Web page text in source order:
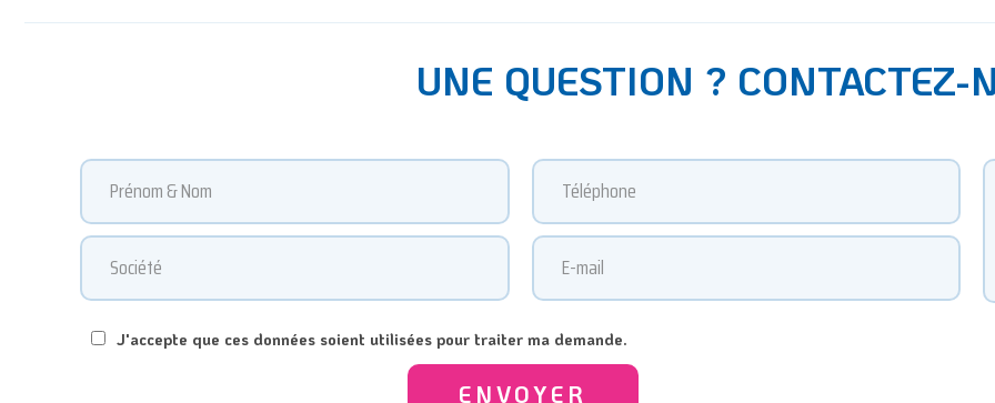
UNE QUESTION ? CONTACTEZ-
J'accepte que ces données soient utilisées pour traiter ma demande.